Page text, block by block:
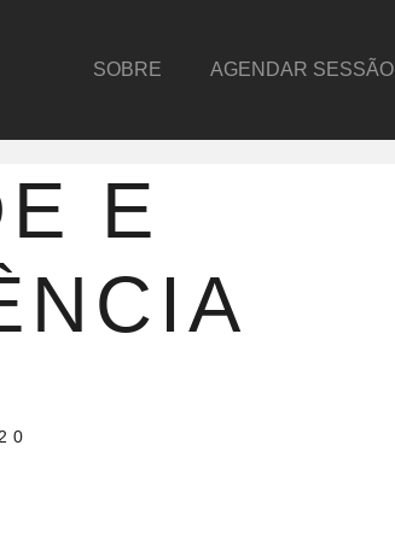
SOBRE AGENDAR SESSÃO
E